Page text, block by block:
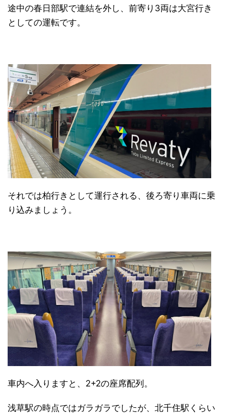
途中の春日部駅で連結を外し、前寄り3両は大宮行き
としての運転です。
それでは柏行きとして運行される、後ろ寄り車両に乗
り込みましょう。
車内へ入りますと、2+2の座席配列。
浅草駅の時点ではガラガラでしたが、北千住駅くらい